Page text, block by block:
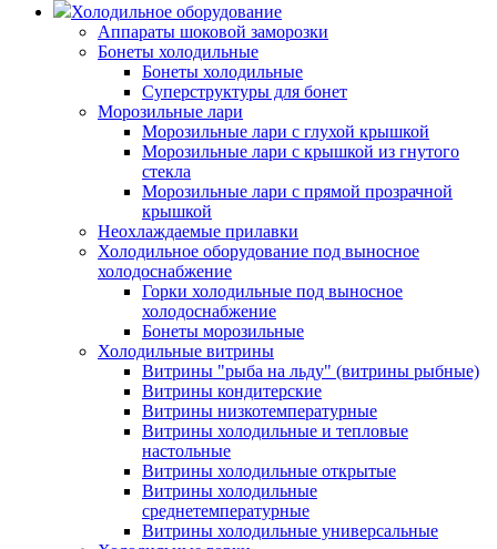
Холодильное оборудование
Аппараты шоковой заморозки
Бонеты холодильные
Бонеты холодильные
Суперструктуры для бонет
Морозильные лари
Морозильные лари с глухой крышкой
Морозильные лари с крышкой из гнутого
стекла
Морозильные лари с прямой прозрачной
крышкой
Неохлаждаемые прилавки
Холодильное оборудование под выносное
холодоснабжение
Горки холодильные под выносное
холодоснабжение
Бонеты морозильные
Холодильные витрины
Витрины "рыба на льду" (витрины рыбные)
Витрины кондитерские
Витрины низкотемпературные
Витрины холодильные и тепловые
настольные
Витрины холодильные открытые
Витрины холодильные
среднетемпературные
Витрины холодильные универсальные